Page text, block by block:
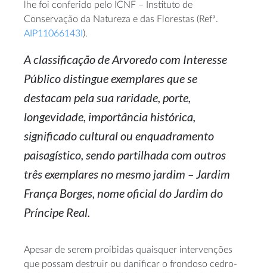
lhe foi conferido pelo ICNF – Instituto de
Conservação da Natureza e das Florestas (Refª.
AIP11066143I ).
A classificação de Arvoredo com Interesse
Público distingue exemplares que se
destacam pela sua raridade, porte,
longevidade, importância histórica,
significado cultural ou enquadramento
paisagístico, sendo partilhada com outros
três exemplares no mesmo jardim – Jardim
França Borges, nome oficial do Jardim do
Príncipe Real.
Apesar de serem proibidas quaisquer intervenções
que possam destruir ou danificar o frondoso cedro-